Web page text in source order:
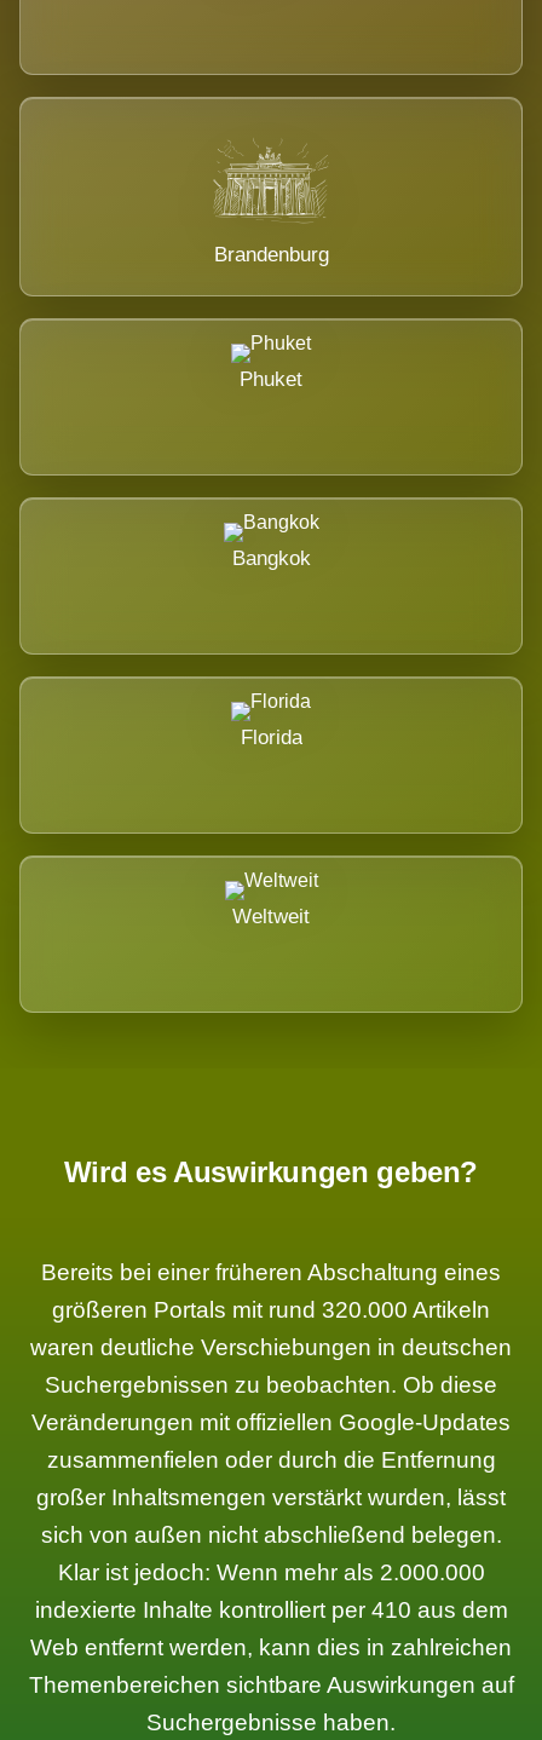
Brandenburg
Phuket
Bangkok
Florida
Weltweit
Wird es Auswirkungen geben?
Bereits bei einer früheren Abschaltung eines
größeren Portals mit rund 320.000 Artikeln
waren deutliche Verschiebungen in deutschen
Suchergebnissen zu beobachten. Ob diese
Veränderungen mit offiziellen Google-Updates
zusammenfielen oder durch die Entfernung
großer Inhaltsmengen verstärkt wurden, lässt
sich von außen nicht abschließend belegen.
Klar ist jedoch: Wenn mehr als 2.000.000
indexierte Inhalte kontrolliert per 410 aus dem
Web entfernt werden, kann dies in zahlreichen
Themenbereichen sichtbare Auswirkungen auf
Suchergebnisse haben.